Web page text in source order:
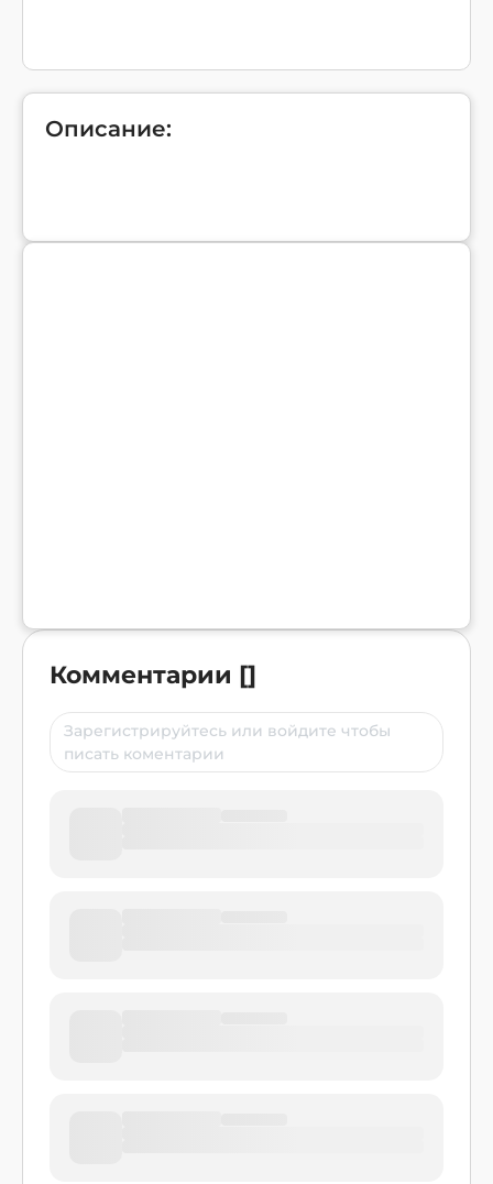
Описание:
Комментарии []